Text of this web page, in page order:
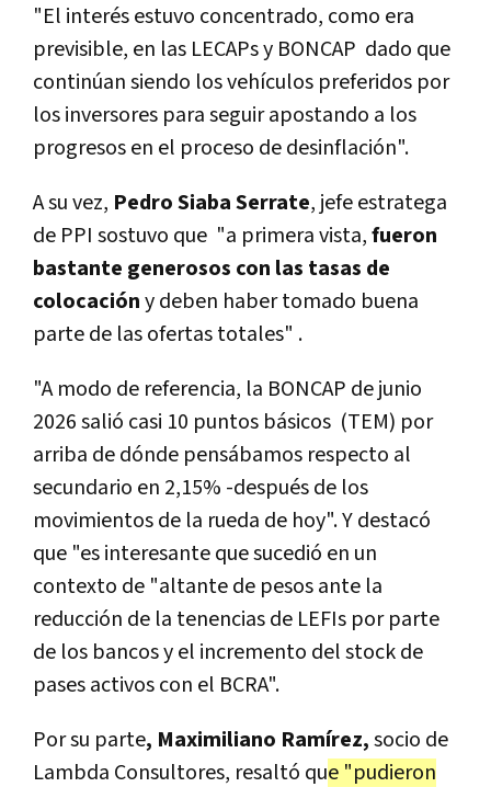
"El interés estuvo concentrado, como era
previsible, en las LECAPs y BONCAP dado que
continúan siendo los vehículos preferidos por
los inversores para seguir apostando a los
progresos en el proceso de desinflación".
A su vez, Pedro Siaba Serrate, jefe estratega
de PPI sostuvo que "a primera vista,fueron
bastante generosos con las tasas de
colocacióny deben haber tomado buena
parte de las ofertas totales" .
"A modo de referencia, la BONCAP de junio
2026 salió casi 10 puntos básicos (TEM) por
arriba de dónde pensábamos respecto al
secundario en 2,15% -después de los
movimientos de la rueda de hoy". Y destacó
que "es interesante que sucedió en un
contexto de "altante de pesos ante la
reducción de la tenencias de LEFIs por parte
de los bancos y el incremento del stock de
pases activos con el BCRA".
Por su parte, Maximiliano Ramírez,socio de
Lambda Consultores, resaltó que "pudieron